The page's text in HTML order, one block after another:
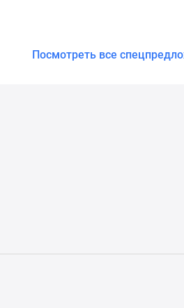
Посмотреть все